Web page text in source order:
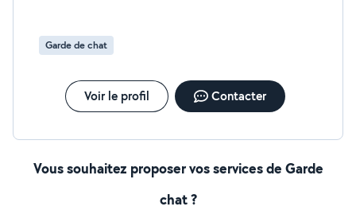
Garde de chat
Voir le profil Contacter
Vous souhaitez proposer vos services de Garde
chat ?